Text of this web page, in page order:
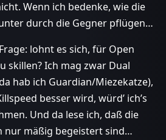
Wenn ich bedenke, wie die
durch die Gegner pflügen…
lohnt es sich, für Open
skillen? Ich mag zwar Dual
hab ich Guardian/Miezekatze),
besser wird, würd’ ich’s
Und da lese ich, daß die
nur mäßig begeistert sind…